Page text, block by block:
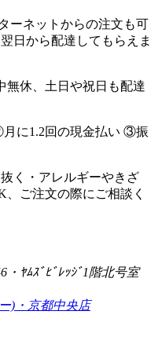
ーネットからの注文も可
日から配達してもらえま
無休、土日や祝日も配達
に1.2回の現金払い ③振
く・アレルギーやきざ
ご注文の際にご相談く
ﾔﾑｽﾞﾋﾞﾚｯｼﾞ1階北号室
)・京都中央店